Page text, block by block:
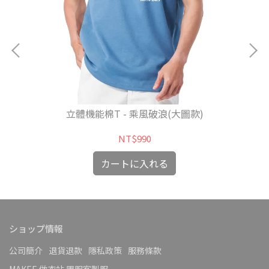
立體機能棉T - 乘風破浪(大圖款)
NT$990
カートに入れる
ショップ情報
公司簡介 退貨退款 隱私政策 服務條款